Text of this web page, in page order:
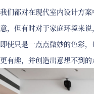
我们都对在现代室内设计方
意，但有时对于家庭环境来
即使只是一点点微妙的色彩
更有趣，并创造出意想不到的